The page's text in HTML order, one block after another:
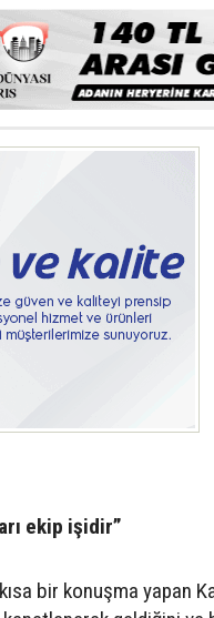
ekip işidir”
bir konuşma yapan